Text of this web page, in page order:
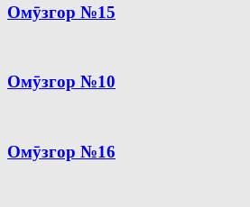
Омӯзгор №15
Омӯзгор №10
Омӯзгор №16